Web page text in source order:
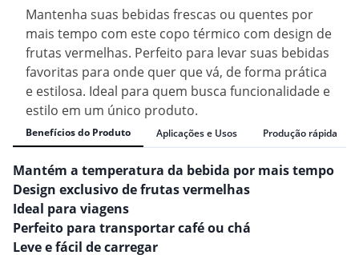
Mantenha suas bebidas frescas ou quentes por
mais tempo com este copo térmico com design de
frutas vermelhas. Perfeito para levar suas bebidas
favoritas para onde quer que vá, de forma prática
e estilosa. Ideal para quem busca funcionalidade e
estilo em um único produto.
Benefícios do Produto Aplicações e Usos Produção rápida
Mantém a temperatura da bebida por mais tempo
Design exclusivo de frutas vermelhas
Ideal para viagens
Perfeito para transportar café ou chá
Leve e fácil de carregar